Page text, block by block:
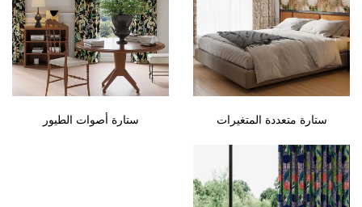
ستارة متعددة المتغيرات ستارة أصوات الطيور